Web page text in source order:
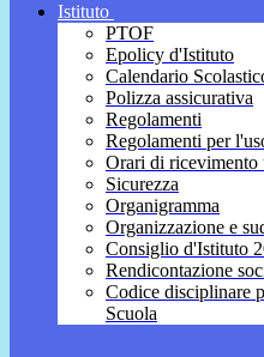
Istituto
PTOF
Epolicy d'Istituto
Calendario
Polizza assicurativa
Regolamenti
Regolamenti per
Orari di ricevimento
Sicurezza
Organigramma
Organizzazione e
Consiglio d'Istituto
Rendicontazione
Codice disciplinare
Scuola